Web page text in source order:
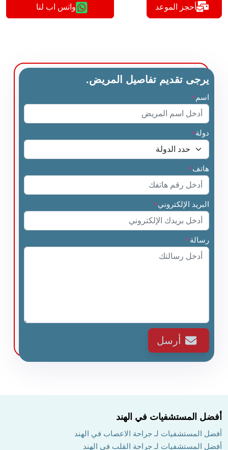
أحجز الموعد واتس اب لنا
يرجى تقديم تفاصيل المريض.
اسم *
دولة*
هاتف*
البريد الإلكتروني*
رسالة*
أرسل
أفضل المستشفيات في الهند
أفضل المستشفيات لـ جراحة الاعصاب في الهند
أفضل المستشفيات لـ جراحة القلب في الهند